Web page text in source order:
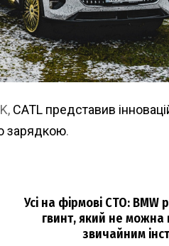
CATL представив
зарядкою.
Усі на фірмові СТО: BMW
гвинт, який не можна
звичайним